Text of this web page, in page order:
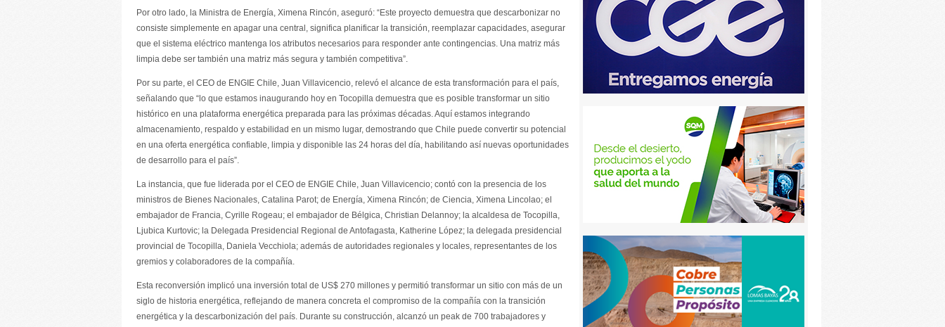
Por otro lado, la Ministra de Energía, Ximena Rincón, aseguró: “Este proyecto demuestra que descarbonizar no
consiste simplemente en apagar una central, significa planificar la transición, reemplazar capacidades, asegurar
que el sistema eléctrico mantenga los atributos necesarios para responder ante contingencias. Una matriz más
limpia debe ser también una matriz más segura y también competitiva”.
Por su parte, el CEO de ENGIE Chile, Juan Villavicencio, relevó el alcance de esta transformación para el país,
señalando que “lo que estamos inaugurando hoy en Tocopilla demuestra que es posible transformar un sitio
histórico en una plataforma energética preparada para las próximas décadas. Aquí estamos integrando
almacenamiento, respaldo y estabilidad en un mismo lugar, demostrando que Chile puede convertir su potencial
en una oferta energética confiable, limpia y disponible las 24 horas del día, habilitando así nuevas oportunidades
de desarrollo para el país”.
La instancia, que fue liderada por el CEO de ENGIE Chile, Juan Villavicencio; contó con la presencia de los
ministros de Bienes Nacionales, Catalina Parot; de Energía, Ximena Rincón; de Ciencia, Ximena Lincolao; el
embajador de Francia, Cyrille Rogeau; el embajador de Bélgica, Christian Delannoy; la alcaldesa de Tocopilla,
Ljubica Kurtovic; la Delegada Presidencial Regional de Antofagasta, Katherine López; la delegada presidencial
provincial de Tocopilla, Daniela Vecchiola; además de autoridades regionales y locales, representantes de los
gremios y colaboradores de la compañía.
Esta reconversión implicó una inversión total de US$ 270 millones y permitió transformar un sitio con más de un
siglo de historia energética, reflejando de manera concreta el compromiso de la compañía con la transición
energética y la descarbonización del país. Durante su construcción, alcanzó un peak de 700 trabajadores y